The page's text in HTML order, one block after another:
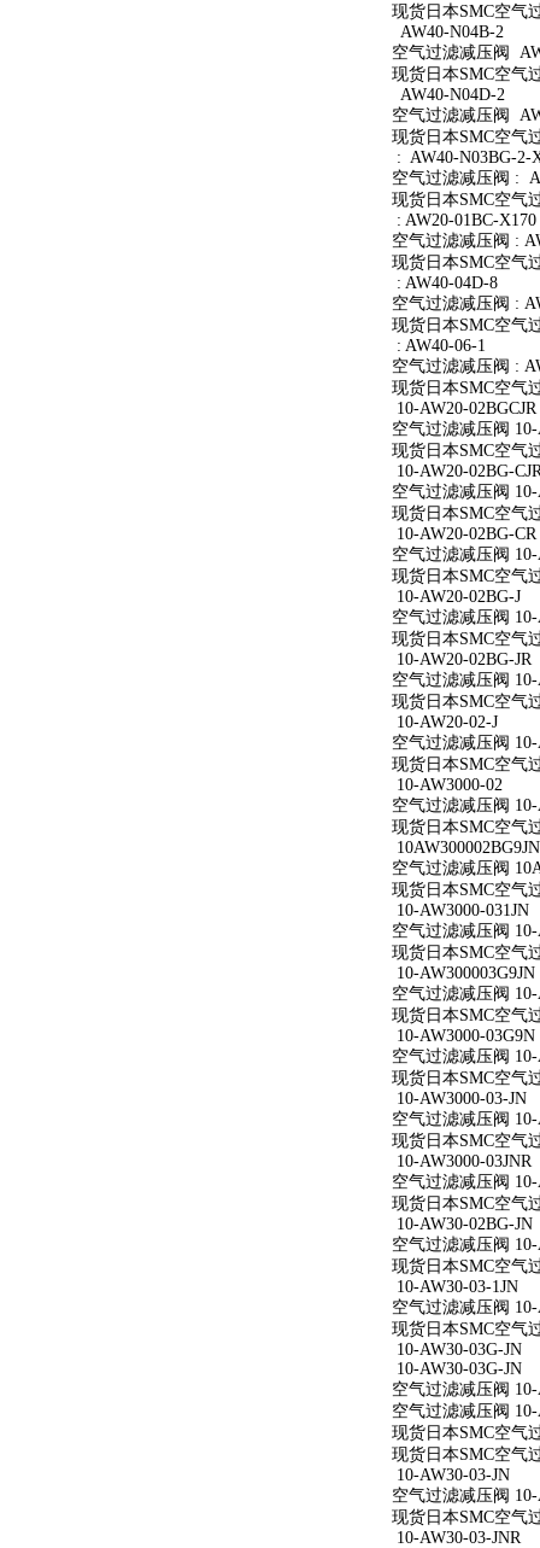
现货日本SMC空气
AW40-N04B-2
空气过滤减压阀
现货日本SMC空气
AW40-N04D-2
空气过滤减压阀
现货日本SMC空气
: AW40-N03BG-2-
空气过滤减压阀 :
现货日本SMC空气
: AW20-01BC-X170
空气过滤减压阀 :
现货日本SMC空气
: AW40-04D-8
空气过滤减压阀 :
现货日本SMC空气
: AW40-06-1
空气过滤减压阀 :
现货日本SMC空气
10-AW20-02BGCJR
空气过滤减压阀 10-
现货日本SMC空气
10-AW20-02BG-
空气过滤减压阀 10-
现货日本SMC空气
10-AW20-02BG-CR
空气过滤减压阀 10-
现货日本SMC空气
10-AW20-02BG-J
空气过滤减压阀 10-
现货日本SMC空气
10-AW20-02BG-JR
空气过滤减压阀 10-
现货日本SMC空气
10-AW20-02-J
空气过滤减压阀 10-
现货日本SMC空气
10-AW3000-02
空气过滤减压阀 10-
现货日本SMC空气
10AW300002BG9JN
空气过滤减压阀
现货日本SMC空气
10-AW3000-031JN
空气过滤减压阀 10-
现货日本SMC空气
10-AW300003G9JN
空气过滤减压阀 10-
现货日本SMC空气
10-AW3000-03G9N
空气过滤减压阀 10-
现货日本SMC空气
10-AW3000-03-JN
空气过滤减压阀 10-
现货日本SMC空气
10-AW3000-03JNR
空气过滤减压阀 10-
现货日本SMC空气
10-AW30-02BG-JN
空气过滤减压阀 10-
现货日本SMC空气
10-AW30-03-1JN
空气过滤减压阀 10-
现货日本SMC空气
10-AW30-03G-JN
10-AW30-03G-JN
空气过滤减压阀 10-
空气过滤减压阀 10-
现货日本SMC空气
现货日本SMC空气
10-AW30-03-JN
空气过滤减压阀 10-
现货日本SMC空气
10-AW30-03-JNR